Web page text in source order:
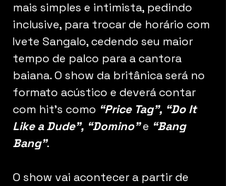
mais simples e intimista, pedindo
inclusive, para trocar de horário com
Ivete Sangalo, cedendo seu maior
tempo de palco para a cantora
baiana. O show da britânica será no
formato acústico e deverá contar
com hit’s como “Price Tag”, “Do It
Like a Dude”, “Domino” e “Bang
Bang”.
O show vai acontecer a partir de